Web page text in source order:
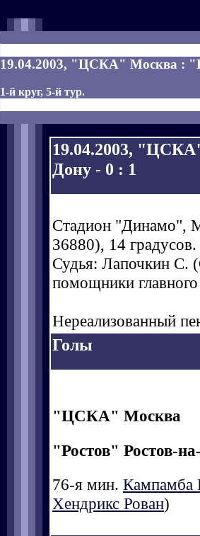
19.04.2003, "ЦСКА" Москва :
1-й круг, 5-й тур.
19.04.2003,
Дону - 0 : 1
Стадион "Динамо",
36880), 14 градусов.
Судья: Лапочкин С.
помощники
Нереализованный
Голы
"ЦСКА" Москва
"Ростов" Ростов-
76-я мин. Кампамба
Хендрикс Рован)